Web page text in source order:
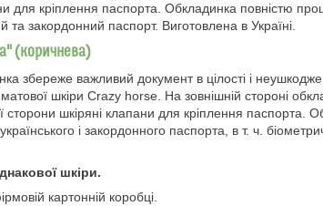
для кріплення паспорта. Обкладинка повністю
та закордонний паспорт. Виготовлена в Україні.
(коричнева)
збереже важливий документ в цілості і
шкіри Crazy horse. На зовнішній стороні
сторони шкіряні клапани для кріплення паспорта.
і закордонного паспорта, в т. ч.
шкіри.
картонній коробці.